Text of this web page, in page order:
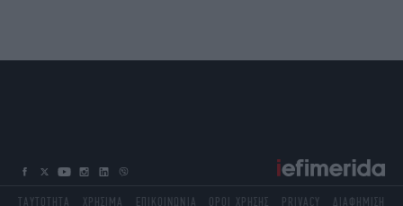
ΤΑΥΤΟΤΗΤΑ ΧΡΗΣΙΜΑ ΕΠΙΚΟΙΝΩΝΙΑ ΟΡΟΙ ΧΡΗΣΗΣ PRIVACY ΔΙΑΦΗΜΙΣΗ